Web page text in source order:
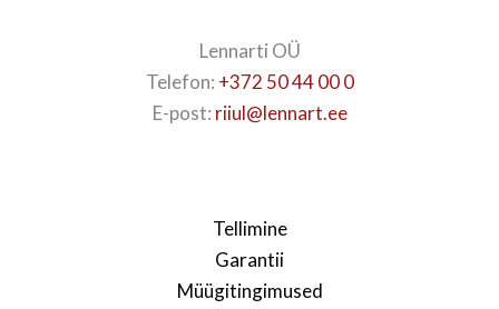
Lennarti OÜ
Telefon: +372 50 44 00 0
E-post: riiul@lennart.ee
Tellimine
Garantii
Müügitingimused